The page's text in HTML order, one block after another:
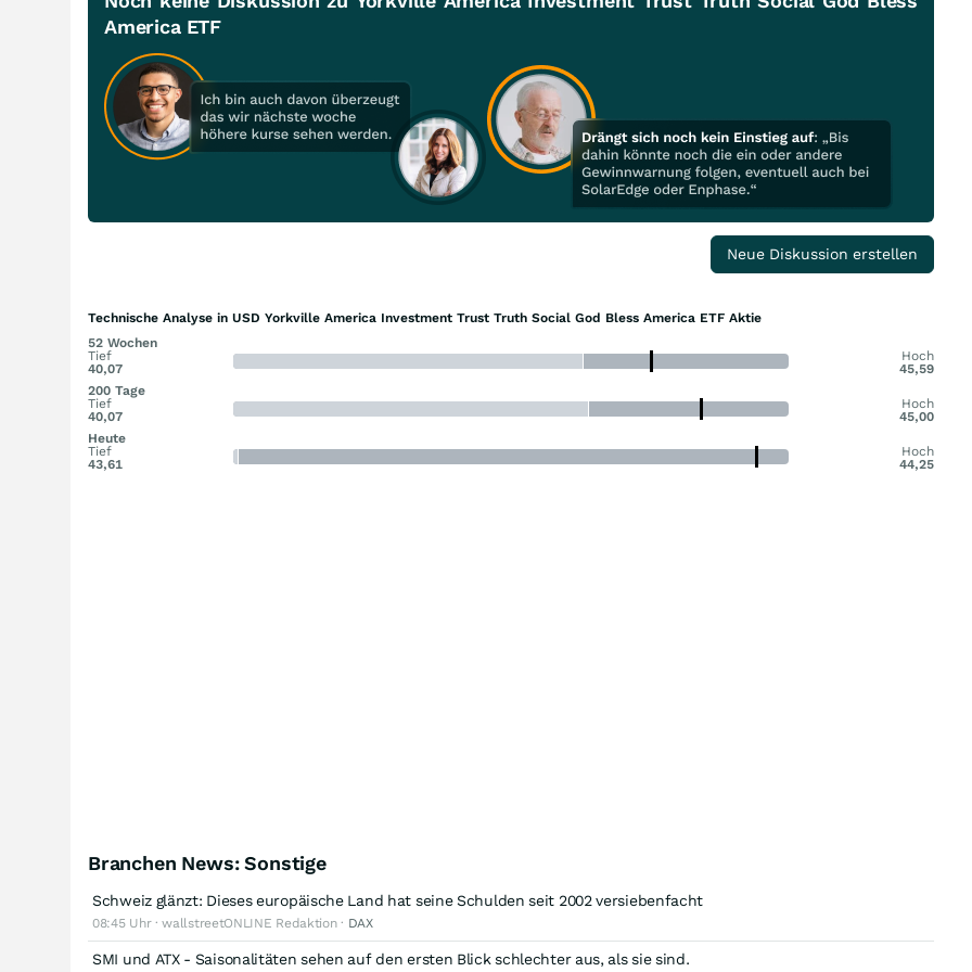
America ETF
Neue Diskussion erstellen
Technische Analyse in USD Yorkville America Investment Trust Truth Social God Bless America ETF Aktie
52 Wochen
Tief
40,07
Hoch
45,59
200 Tage
Tief
40,07
Hoch
45,00
Heute
Tief
43,61
Hoch
44,25
Branchen News: Sonstige
Schweiz glänzt: Dieses europäische Land hat seine Schulden seit 2002 versiebenfacht
08:45 Uhr · wallstreetONLINE Redaktion · DAX
SMI und ATX - Saisonalitäten sehen auf den ersten Blick schlechter aus, als sie sind.